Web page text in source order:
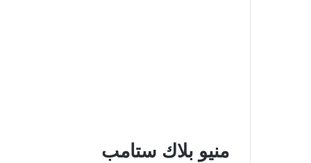
منيو بلاك ستامب